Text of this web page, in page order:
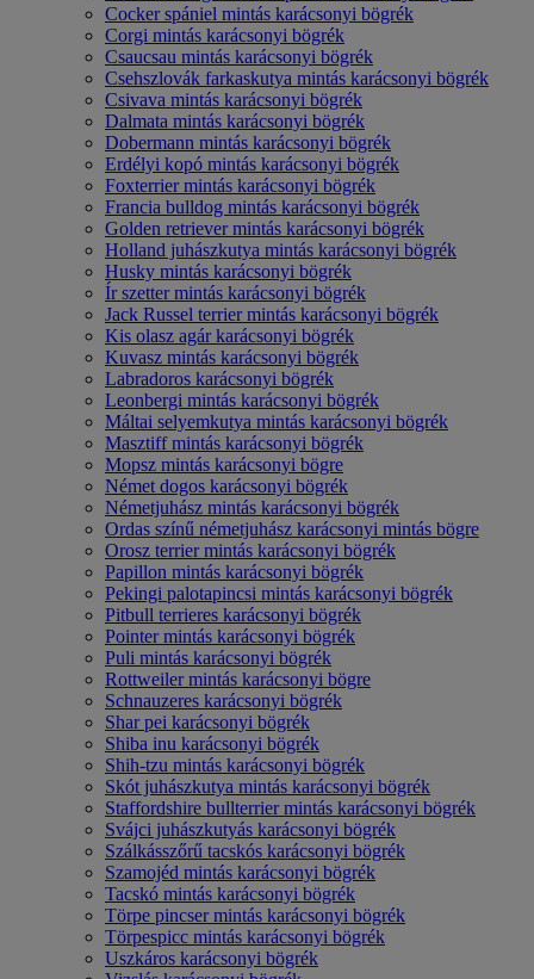
Cocker spániel mintás karácsonyi bögrék
Corgi mintás karácsonyi bögrék
Csaucsau mintás karácsonyi bögrék
Csehszlovák farkaskutya mintás karácsonyi bögrék
Csivava mintás karácsonyi bögrék
Dalmata mintás karácsonyi bögrék
Dobermann mintás karácsonyi bögrék
Erdélyi kopó mintás karácsonyi bögrék
Foxterrier mintás karácsonyi bögrék
Francia bulldog mintás karácsonyi bögrék
Golden retriever mintás karácsonyi bögrék
Holland juhászkutya mintás karácsonyi bögrék
Husky mintás karácsonyi bögrék
Ír szetter mintás karácsonyi bögrék
Jack Russel terrier mintás karácsonyi bögrék
Kis olasz agár karácsonyi bögrék
Kuvasz mintás karácsonyi bögrék
Labradoros karácsonyi bögrék
Leonbergi mintás karácsonyi bögrék
Máltai selyemkutya mintás karácsonyi bögrék
Masztiff mintás karácsonyi bögrék
Mopsz mintás karácsonyi bögre
Német dogos karácsonyi bögrék
Németjuhász mintás karácsonyi bögrék
Ordas színű németjuhász karácsonyi mintás bögre
Orosz terrier mintás karácsonyi bögrék
Papillon mintás karácsonyi bögrék
Pekingi palotapincsi mintás karácsonyi bögrék
Pitbull terrieres karácsonyi bögrék
Pointer mintás karácsonyi bögrék
Puli mintás karácsonyi bögrék
Rottweiler mintás karácsonyi bögre
Schnauzeres karácsonyi bögrék
Shar pei karácsonyi bögrék
Shiba inu karácsonyi bögrék
Shih-tzu mintás karácsonyi bögrék
Skót juhászkutya mintás karácsonyi bögrék
Staffordshire bullterrier mintás karácsonyi bögrék
Svájci juhászkutyás karácsonyi bögrék
Szálkásszőrű tacskós karácsonyi bögrék
Szamojéd mintás karácsonyi bögrék
Tacskó mintás karácsonyi bögrék
Törpe pincser mintás karácsonyi bögrék
Törpespicc mintás karácsonyi bögrék
Uszkáros karácsonyi bögrék